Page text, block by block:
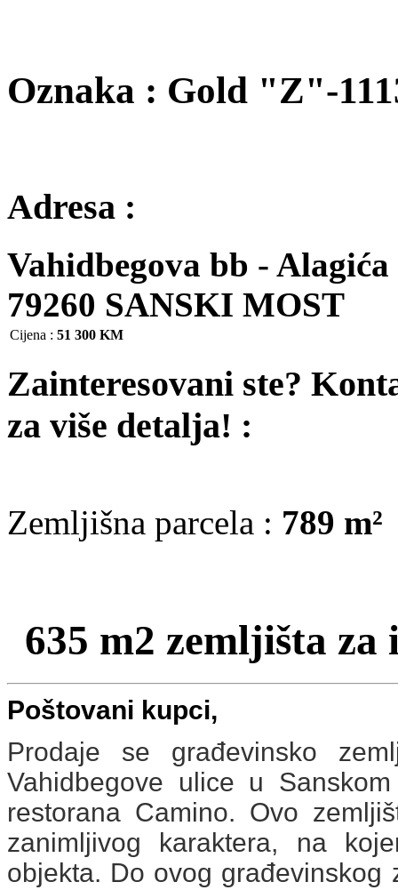
Oznaka : Gold "Z"-
Adresa :
Vahidbegova bb -
79260 SANSKI MOST
Cijena : 51 300 KM
Zainteresovani ste?
za više detalja! :
Zemljišna parcela : 789 m²
635 m2 zemljišta
Poštovani kupci,
Prodaje se građevinsko
Vahidbegove ulice u
restorana Camino. Ovo
zanimljivog karaktera, na
objekta. Do ovog građevinskog